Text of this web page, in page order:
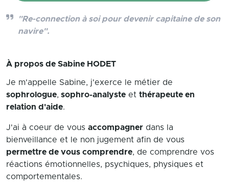
"Re-connection à soi pour devenir capitaine de son
navire".
À propos de Sabine HODET
Je m'appelle Sabine, j'exerce le métier de
sophrologue, sophro-analyste et thérapeute en
relation d'aide.
J'ai à coeur de vous accompagner dans la
bienveillance et le non jugement afin de vous
permettre de vous comprendre, de comprendre vos
réactions émotionnelles, psychiques, physiques et
comportementales.